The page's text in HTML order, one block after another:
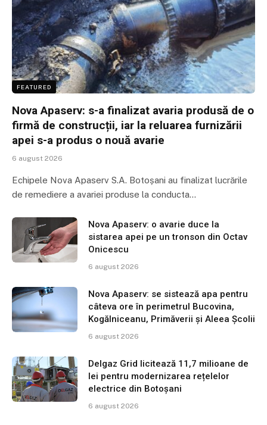
FEATURED
Nova Apaserv: s-a finalizat avaria produsă de o
firmă de construcții, iar la reluarea furnizării
apei s-a produs o nouă avarie
6 august 2026
Echipele Nova Apaserv S.A. Botoșani au finalizat lucrările
de remediere a avariei produse la conducta…
Nova Apaserv: o avarie duce la
sistarea apei pe un tronson din Octav
Onicescu
6 august 2026
Nova Apaserv: se sistează apa pentru
câteva ore în perimetrul Bucovina,
Kogălniceanu, Primăverii și Aleea Școlii
6 august 2026
Delgaz Grid licitează 11,7 milioane de
lei pentru modernizarea rețelelor
electrice din Botoșani
6 august 2026